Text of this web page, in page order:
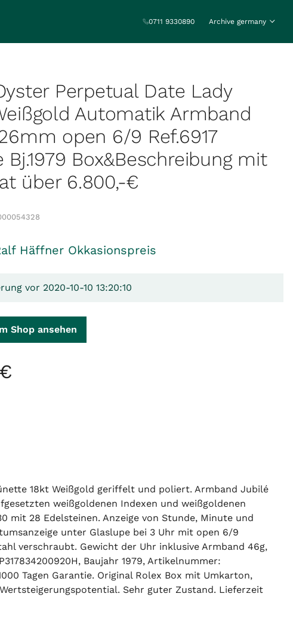
0711 9330890 Archive germany
Perpetual Date Lady
Automatik Armband
open 6/9 Ref.6917
Bj.1979 Box&Beschreibung mit
über 6.800,-€
Häffner Okkasionspreis
vor 2020-10-10 13:20:10
Shop ansehen
€
18kt Weißgold geriffelt und poliert. Armband Jubilé
weißgoldenen Indexen und weißgoldenen
mit 28 Edelsteinen. Anzeige von Stunde, Minute und
unter Glaslupe bei 3 Uhr mit open 6/9
verschraubt. Gewicht der Uhr inklusive Armband 46g,
Baujahr 1979, Artikelnummer:
Tagen Garantie. Original Rolex Box mit Umkarton,
Sehr guter Zustand. Lieferzeit